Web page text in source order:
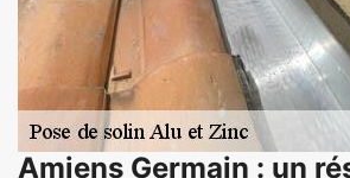
Amiens Germain : un